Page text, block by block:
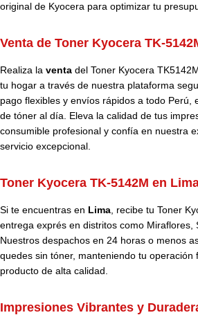
original de Kyocera para optimizar tu
Venta de Toner Kyocera TK-
Realiza la venta del Toner Kyocera
tu hogar a través de nuestra plataforma
pago flexibles y envíos rápidos a todo Perú,
de tóner al día. Eleva la calidad de tus
consumible profesional y confía en nuestra
servicio excepcional.
Toner Kyocera TK-5142M en
Si te encuentras en Lima , recibe tu Toner
entrega exprés en distritos como Miraflores,
Nuestros despachos en 24 horas o menos
quedes sin tóner, manteniendo tu operación
producto de alta calidad.
Impresiones Vibrantes y